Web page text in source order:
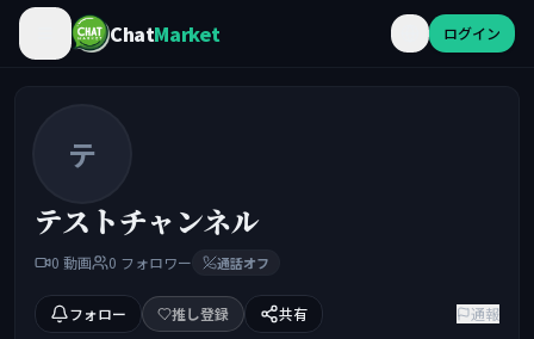
ChatMarket ログイン
テ
テストチャンネル
0 動画 0 フォロワー 通話オフ
フォロー 推し登録 共有 通報